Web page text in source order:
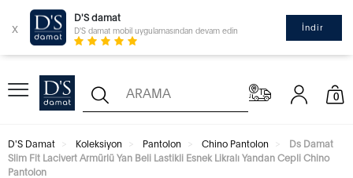
x
D'S damat
D'S damat mobil uygulamasından devam edin İndir
0
D'S Damat Koleksiyon Pantolon Chino Pantolon
Ds Damat
Slim Fit Lacivert Armürlü Yan Beli Lastikli Esnek Likralı Yandan Cepli Chino
Pantolon